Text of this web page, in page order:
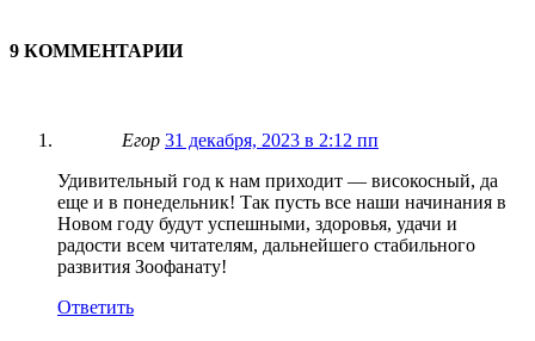
9 КОММЕНТАРИИ
Егор 31 декабря, 2023 в 2:12 пп
Удивительный год к нам приходит — високосный, да
еще и в понедельник! Так пусть все наши начинания в
Новом году будут успешными, здоровья, удачи и
радости всем читателям, дальнейшего стабильного
развития Зоофанату!
Ответить